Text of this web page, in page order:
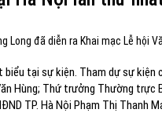
Long đã diễn ra Khai mạc Lễ hội
tại sự kiện. Tham dự sự kiện
Hùng; Thứ trưởng Thường trực
TP. Hà Nội Phạm Thị Thanh